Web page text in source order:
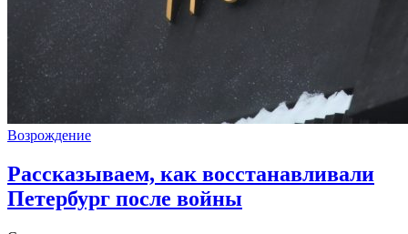
Возрождение
Рассказываем, как восстанавливали
Петербург после войны